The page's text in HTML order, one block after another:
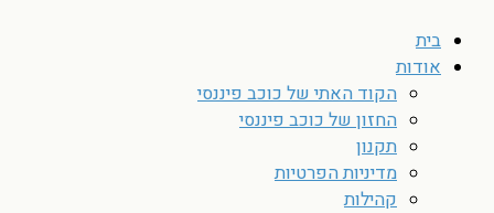
בית
אודות
הקוד האתי של כוכב פיננסי
החזון של כוכב פיננסי
תקנון
מדיניות הפרטיות
קהילות